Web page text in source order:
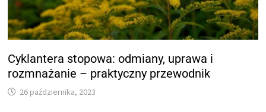
Cyklantera stopowa: odmiany, uprawa i
rozmnażanie – praktyczny przewodnik
26 października, 2023